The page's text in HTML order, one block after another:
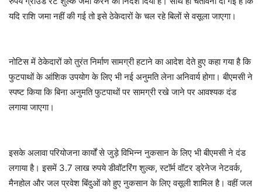
यदि राशि जमा नहीं की गई तो इसे ठेकेदारों के चल रहे बिलों से वसूला जाएगा।
नोटिस में ठेकेदारों को तुरंत निर्माण सामग्री हटाने का आदेश देते हुए कहा गया है कि
फुटपाथों के आंशिक उपयोग के लिए भी नई अनुमति लेना अनिवार्य होगा। बीएमसी ने
स्पष्ट किया कि बिना अनुमति फुटपाथों पर सामग्री रखे जाने पर आवश्यक दंड
लगाया जाएगा।
इसके अलावा परियोजना कार्यों से जुड़े विभिन्न नुकसान के लिए भी बीएमसी ने दंड
लगाया है। इसमें 3.7 लाख रुपये डीवॉटरिंग शुल्क, स्टॉर्म वॉटर ड्रेनेज नेटवर्क,
मैनहोल और जल प्रवेश बिंदुओं को हुए नुकसान के लिए वसूली शामिल है। वहीं जल